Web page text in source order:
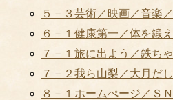
５－３芸術／映画／音楽
６－１健康第一／体を鍛
７－１旅に出よう／鉄ち
７－２我ら山梨／大月だし
８－１ホームぺージ／Ｓ